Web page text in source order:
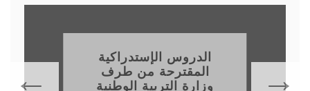
الدروس الإستدراكية
المقترحة من طرف
وزارة التربية الوطنية